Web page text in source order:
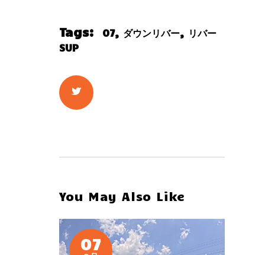
Tags: 07, ダウンリバー, リバー
SUP
You May Also Like
07